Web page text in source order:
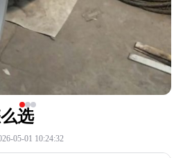
选
05-01 10:24:32